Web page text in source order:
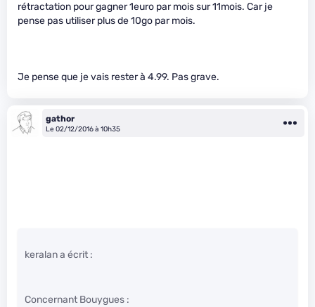
rétractation pour gagner 1euro par mois sur 11mois. Car je
pense pas utiliser plus de 10go par mois.
Je pense que je vais rester à 4.99. Pas grave.
gathor
Le 02/12/2016 à 10h35
keralan a écrit :
Concernant Bouygues :